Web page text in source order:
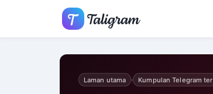
Laman utama › Kumpulan Telegram